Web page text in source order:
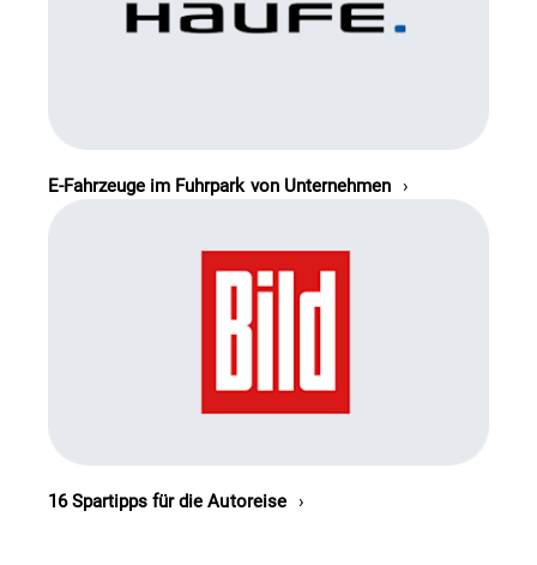
E-Fahrzeuge im Fuhrpark von Unternehmen
16 Spartipps für die Autoreise